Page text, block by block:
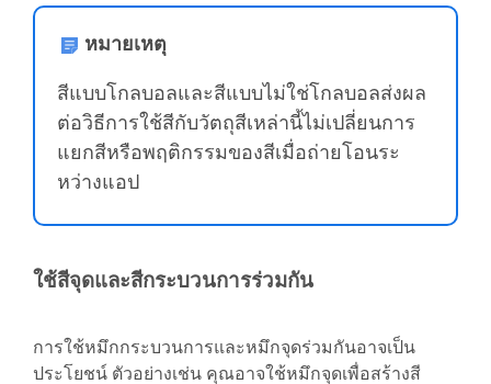
หมายเหตุ
สีแบบโกลบอลและสีแบบไม่ใช่โกลบอลส่งผล
ต่อวิธีการใช้สีกับวัตถุสีเหล่านี้ไม่เปลี่ยนการ
แยกสีหรือพฤติกรรมของสีเมื่อถ่ายโอนระ
หว่างแอป
ใช้สีจุดและสีกระบวนการร่วมกัน
การใช้หมึกกระบวนการและหมึกจุดร่วมกันอาจเป็น
ประโยชน์ ตัวอย่างเช่น คุณอาจใช้หมึกจุดเพื่อสร้างสี